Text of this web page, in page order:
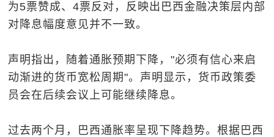
为5票赞成、4票反对，反映出巴西金融决策层内部
对降息幅度意见并不一致。
声明指出，随着通胀预期下降，"必须有信心来启
动渐进的货币宽松周期"。声明显示，货币政策委
员会在后续会议上可能继续降息。
过去两个月，巴西通胀率呈现下降趋势。根据巴西